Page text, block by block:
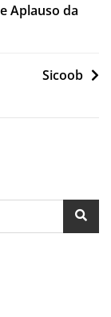
Aplauso da
Sicoob